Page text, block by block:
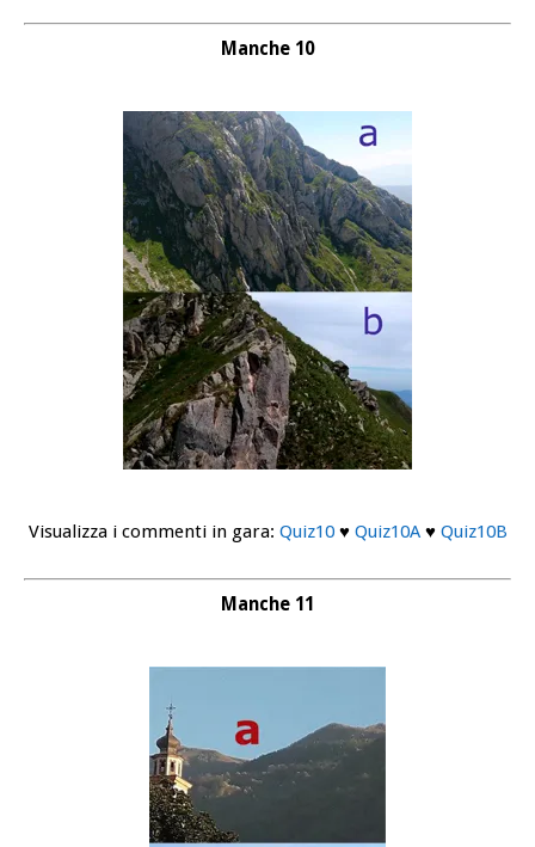
Manche 10
Visualizza i commenti in gara: Quiz10♥ Quiz10A♥ Quiz10B
Manche 11